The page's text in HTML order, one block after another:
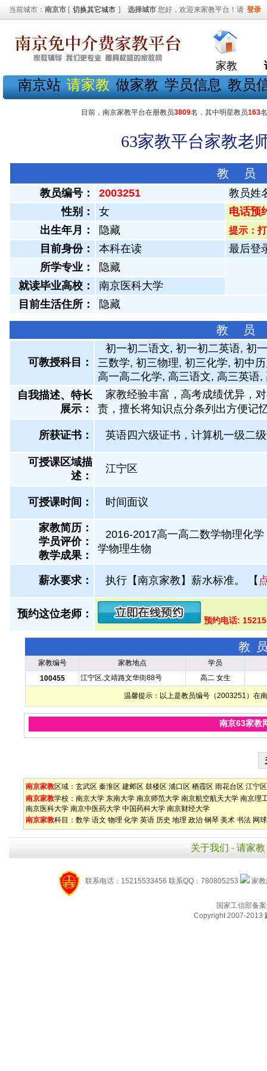
当前城市： 南京市 [ 切换其它城市 ] 选择城市 您好，欢迎来家教平台！请 登录
家教
南京站 请家教 做家教 学员信息 教员
目前，南京家教平台在册教员3809名，其中明星教员163
63家教平台家教老
教 员
教员编号： 2003251
教员姓
性别：
女
电话预
出生年月：
隐藏 提示：
目前身份： 本科在读
最后登
所学专业：
隐藏
就读毕业高校：
南京医科大学
目前生活住所：
隐藏
教 员
可教授科目：
初一初二语文, 初一初二英语, 初
三数学, 初三物理, 初三化学, 初中
高一高二化学, 高三语文, 高三英语
自我描述、特长
展示 ：
家教经验丰富，高考成绩优异，
责，擅长将知识点分条列出方便记
所获证书 ： 英语四六级证书，计算机一级二
可授课区域描
述：
江宁区
可授课时间： 时间面议
家教简历：
学员评价：
教学成果：
2016-2017高一高二数学物理化
学物理生物
薪水要求： 执行【南京家教】薪水标准。 【
预约这位老师：
预约电话:
教
家教编号 家教地点
学员
100455
江宁区.文靖路文华街88号 高二 女生
温馨提示：以上是教员编号（2003251）在
南京63家教
南京家教区域： 玄武区 秦淮区 建邺区 鼓楼区 浦口区 栖霞区 雨花台区 江宁区
南京家教学校： 南京大学 东南大学 南京师范大学 南京航空航天大学 南京理
南京医科大学 南京中医药大学 中国药科大学 南京财经大学
南京家教科目： 数学 语文 物理 化学 英语 历史 地理 政治 钢琴 美术 书法 网球
关于我们 - 请家教
联系电话：15215533456 联系QQ：780805253 家
国家工信部备
Copyright 2007-2013